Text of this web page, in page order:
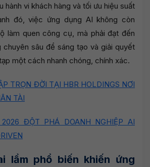
hành vi khách hàng và tối ưu hiệu suất
đó, việc ứng dụng AI không còn
làm quen công cụ, mà phải đạt đến
chuyên sâu để sáng tạo và giải quyết
một cách nhanh chóng, chính xác.
TRỌN ĐỜI TẠI HBR HOLDINGS NƠI
TÀI
2026 ĐỘT PHÁ DOANH NGHIỆP AI
lầm phổ biến khiến ứng